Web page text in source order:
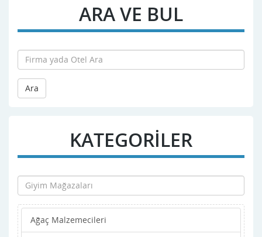
ARA VE BUL
Ara
KATEGORİLER
Ağaç Malzemecileri